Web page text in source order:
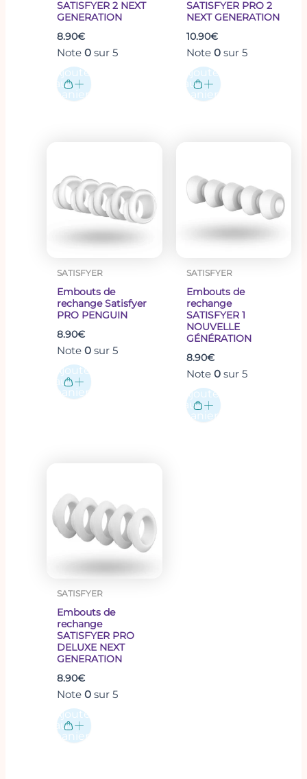
SATISFYER 2 NEXT
GENERATION
8.90€
Note0 sur 5
Ajouter
au
panier
SATISFYER PRO 2
NEXT GENERATION
10.90€
Note 0sur 5
Ajouter
au
panier
SATISFYER
Embouts de
rechange Satisfyer
PRO PENGUIN
8.90€
Note0 sur 5
Ajouter
au
panier
SATISFYER
Embouts de
rechange
SATISFYER 1
NOUVELLE
GÉNÉRATION
8.90€
Note 0sur 5
Ajouter
au
panier
SATISFYER
Embouts de
rechange
SATISFYER PRO
DELUXE NEXT
GENERATION
8.90€
Note0 sur 5
Ajouter
au
panier